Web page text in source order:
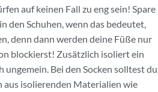
auf keinen Fall zu eng sein! Spare
den Schuhen, wenn das bedeutet,
denn dann werden deine Füße nur
blockierst! Zusätzlich isoliert ein
ungemein. Bei den Socken solltest du
aus isolierenden Materialien wie